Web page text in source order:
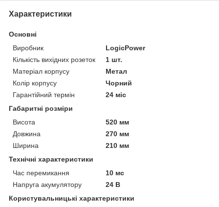
Характеристики
Основні
Виробник
LogicPower
Кількість вихідних розеток
1 шт.
Матеріал корпусу
Метал
Колір корпусу
Чорний
Гарантійний термін
24 міс
Габаритні розміри
Висота
520 мм
Довжина
270 мм
Ширина
210 мм
Технічні характеристики
Час перемикання
10 мс
Напруга акумулятору
24 В
Користувальницькі характеристики